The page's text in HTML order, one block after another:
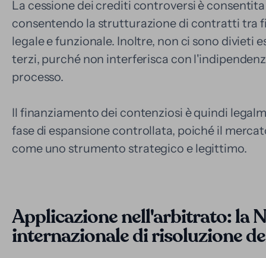
La cessione dei crediti controversi è
consentendo la strutturazione di contratti tra
legale e funzionale. Inoltre, non ci sono divieti
terzi, purché non interferisca con
processo.
Il finanziamento dei contenziosi è quindi
fase di espansione controllata, poiché il
come uno strumento strategico e legittimo.
Applicazione nell'arbitrato: la
internazionale di risoluzione